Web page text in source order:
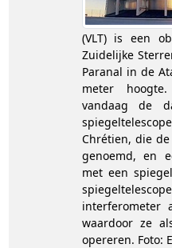
(VLT) is een
Zuidelijke
Paranal in de
meter
vandaag de
Chrétien, die de
genoemd, en
met een
interferometer
waardoor ze
opereren. Foto: